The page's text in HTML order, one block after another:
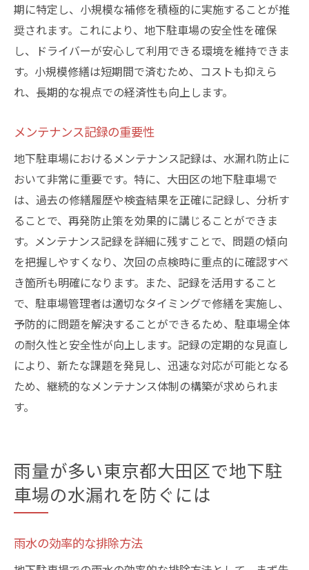
期に特定し、小規模な補修を積極的に実施することが推
奨されます。これにより、地下駐車場の安全性を確保
し、ドライバーが安心して利用できる環境を維持できま
す。小規模修繕は短期間で済むため、コストも抑えら
れ、長期的な視点での経済性も向上します。
メンテナンス記録の重要性
地下駐車場におけるメンテナンス記録は、水漏れ防止に
おいて非常に重要です。特に、大田区の地下駐車場で
は、過去の修繕履歴や検査結果を正確に記録し、分析す
ることで、再発防止策を効果的に講じることができま
す。メンテナンス記録を詳細に残すことで、問題の傾向
を把握しやすくなり、次回の点検時に重点的に確認すべ
き箇所も明確になります。また、記録を活用すること
で、駐車場管理者は適切なタイミングで修繕を実施し、
予防的に問題を解決することができるため、駐車場全体
の耐久性と安全性が向上します。記録の定期的な見直し
により、新たな課題を発見し、迅速な対応が可能となる
ため、継続的なメンテナンス体制の構築が求められま
す。
雨量が多い東京都大田区で地下駐
車場の水漏れを防ぐには
雨水の効率的な排除方法